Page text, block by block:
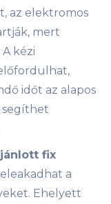
az elektromos
mert
kézi
időt az alapos
segíthet
fix
a
Ehelyett